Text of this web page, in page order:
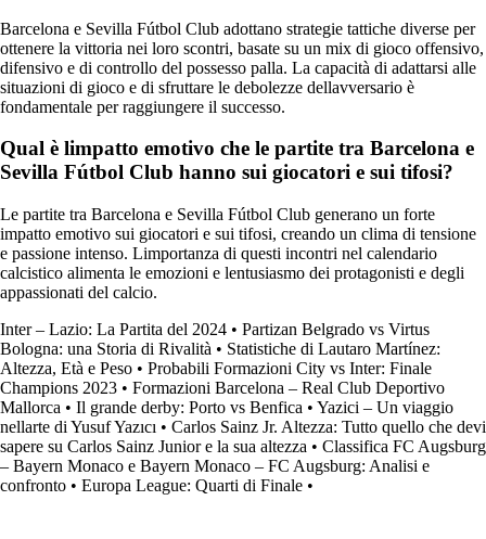
Barcelona e Sevilla Fútbol Club adottano strategie tattiche diverse per
ottenere la vittoria nei loro scontri, basate su un mix di gioco offensivo,
difensivo e di controllo del possesso palla. La capacità di adattarsi alle
situazioni di gioco e di sfruttare le debolezze dellavversario è
fondamentale per raggiungere il successo.
Qual è limpatto emotivo che le partite tra Barcelona e
Sevilla Fútbol Club hanno sui giocatori e sui tifosi?
Le partite tra Barcelona e Sevilla Fútbol Club generano un forte
impatto emotivo sui giocatori e sui tifosi, creando un clima di tensione
e passione intenso. Limportanza di questi incontri nel calendario
calcistico alimenta le emozioni e lentusiasmo dei protagonisti e degli
appassionati del calcio.
Inter – Lazio: La Partita del 2024 • Partizan Belgrado vs Virtus
Bologna: una Storia di Rivalità • Statistiche di Lautaro Martínez:
Altezza, Età e Peso • Probabili Formazioni City vs Inter: Finale
Champions 2023 • Formazioni Barcelona – Real Club Deportivo
Mallorca • Il grande derby: Porto vs Benfica • Yazici – Un viaggio
nellarte di Yusuf Yazıcı • Carlos Sainz Jr. Altezza: Tutto quello che devi
sapere su Carlos Sainz Junior e la sua altezza • Classifica FC Augsburg
– Bayern Monaco e Bayern Monaco – FC Augsburg: Analisi e
confronto • Europa League: Quarti di Finale •